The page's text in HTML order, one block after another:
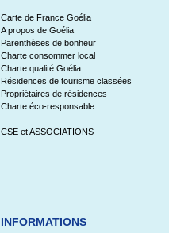
Carte de France Goélia
A propos de Goélia
Parenthèses de bonheur
Charte consommer local
Charte qualité Goélia
Résidences de tourisme classées
Propriétaires de résidences
Charte éco-responsable
CSE et ASSOCIATIONS
INFORMATIONS